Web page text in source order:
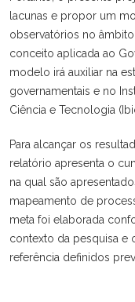
lacunas e propor um
observatórios no
conceito aplicada ao
modelo irá auxiliar na
governamentais e no
Ciência e Tecnologia
Para alcançar os
relatório apresenta o
na qual são
mapeamento de
meta foi elaborada
contexto da pesquisa e
referência definidos